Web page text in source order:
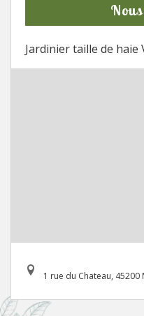
Jardinier taille de haie
1 rue du Chateau, 45200